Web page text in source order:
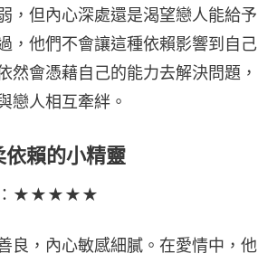
，但內心深處還是渴望戀人能給予
，他們不會讓這種依賴影響到自己
然會憑藉自己的能力去解決問題，
戀人相互牽絆。
依賴的小精靈
：★★★★★
良，內心敏感細膩。在愛情中，他